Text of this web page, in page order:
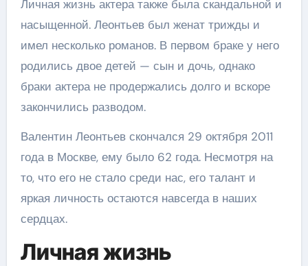
Личная жизнь актера также была скандальной и
насыщенной. Леонтьев был женат трижды и
имел несколько романов. В первом браке у него
родились двое детей — сын и дочь, однако
браки актера не продержались долго и вскоре
закончились разводом.
Валентин Леонтьев скончался 29 октября 2011
года в Москве, ему было 62 года. Несмотря на
то, что его не стало среди нас, его талант и
яркая личность остаются навсегда в наших
сердцах.
Личная жизнь